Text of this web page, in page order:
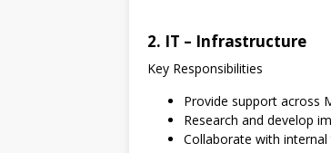
2. IT – Infrastructure
Key Responsibilities
Provide support across
Research and develop
Collaborate with